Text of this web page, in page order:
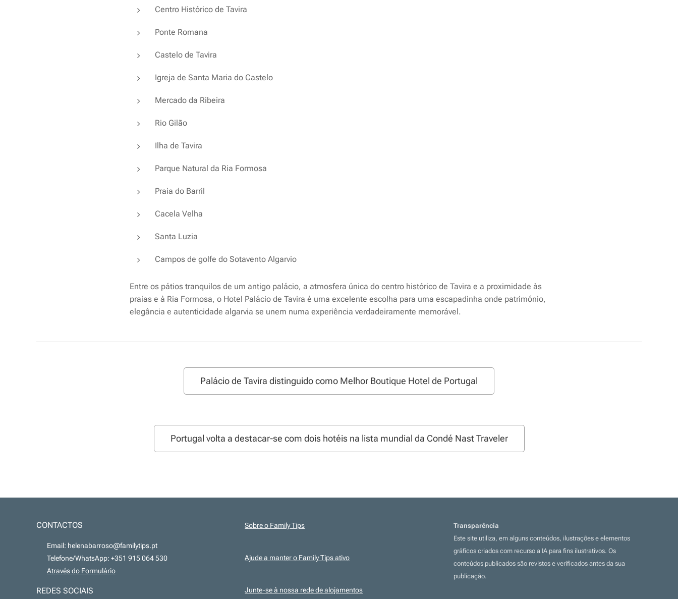
Centro Histórico de Tavira
Ponte Romana
Castelo de Tavira
Igreja de Santa Maria do Castelo
Mercado da Ribeira
Rio Gilão
Ilha de Tavira
Parque Natural da Ria Formosa
Praia do Barril
Cacela Velha
Santa Luzia
Campos de golfe do Sotavento Algarvio
Entre os pátios tranquilos de um antigo palácio, a atmosfera única do centro histórico de Tavira e a proximidade às
praias e à Ria Formosa, o Hotel Palácio de Tavira é uma excelente escolha para uma escapadinha onde património,
elegância e autenticidade algarvia se unem numa experiência verdadeiramente memorável.
Palácio de Tavira distinguido como Melhor Boutique Hotel de Portugal
Portugal volta a destacar-se com dois hotéis na lista mundial da Condé Nast Traveler
CONTACTOS
📧 Email: helenabarroso@familytips.pt
📞 Telefone/WhatsApp: +351 915 064 530
Através do Formulário
REDES SOCIAIS
Sobre o Family Tips
Ajude a manter o Family Tips ativo
Junte-se à nossa rede de alojamentos
Transparência
Este site utiliza, em alguns conteúdos, ilustrações e elementos
gráficos criados com recurso a IA para fins ilustrativos. Os
conteúdos publicados são revistos e verificados antes da sua
publicação.